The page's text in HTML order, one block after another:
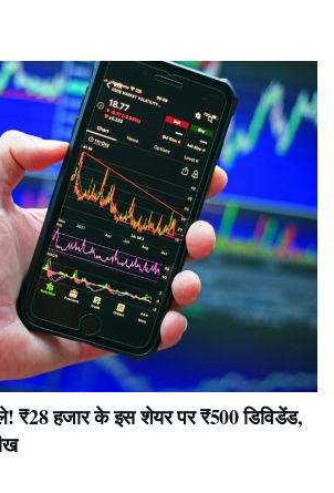
₹28 हजार के इस शेयर पर ₹500 डिविडेंड,